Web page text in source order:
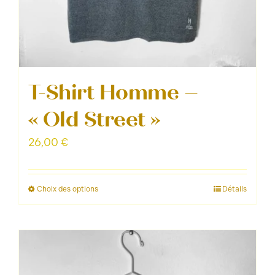
T-Shirt Homme –
« Old Street »
26,00 €
Choix des optionsCe
a
plusieurs
Détails